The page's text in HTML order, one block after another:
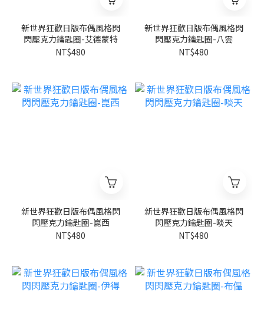
新世界狂歡日版布偶風格閃
閃壓克力鑰匙圈-艾德蒙特
NT$480
新世界狂歡日版布偶風格閃
閃壓克力鑰匙圈-八雲
NT$480
新世界狂歡日版布偶風格閃
閃壓克力鑰匙圈-崑西
NT$480
新世界狂歡日版布偶風格閃
閃壓克力鑰匙圈-啖天
NT$480